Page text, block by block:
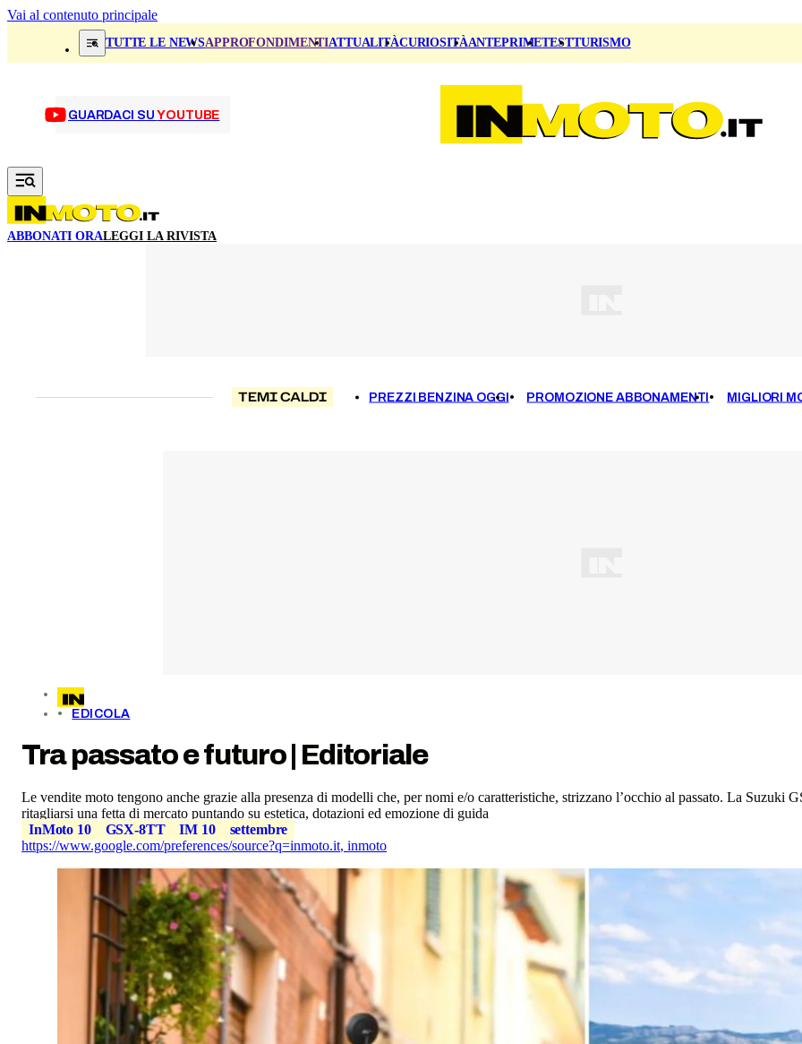
Vai al contenuto principale
TUTTE LE NEWSAPPROFONDIMENTIATTUALITÀCURIOSITÀANTEPRIMETESTTURISMO
GUARDACI SUYOUTUBE
ABBONATI ORALEGGI LA RIVISTA
TEMI CALDI PREZZI BENZINA OGGI PROMOZIONE ABBONAMENTI MIGLIORI
EDICOLA
Tra passato e futuro | Editoriale
Le vendite moto tengono anche grazie alla presenza di modelli che, per nomi e/o caratteristiche, strizzano l’occhio al passato. La Suzuki
ritagliarsi una fetta di mercato puntando su estetica, dotazioni ed emozione di guida
InMoto 10
GSX-8TT IM 10
settembre
https://www.google.com/preferences/source?q=inmoto.it, inmoto